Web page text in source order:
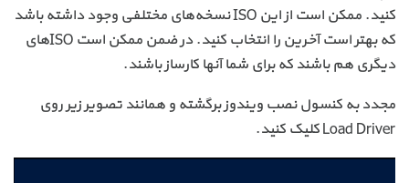
کنید. ممکن است از این ISO نسخه‌های مختلفی وجود داشته باشد
که بهتر است آخرین را انتخاب کنید. در ضمن ممکن است ISOهای
دیگری هم باشند که برای شما آنها کارساز باشند.
مجدد به کنسول نصب ویندوز برگشته و همانند تصویر زیر روی
Load Driver کلیک کنید.